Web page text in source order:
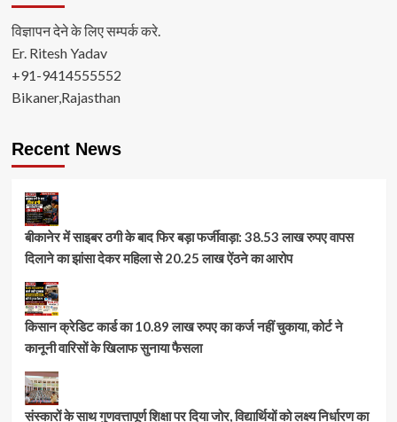
विज्ञापन देने के लिए सम्पर्क करे.
Er. Ritesh Yadav
+91-9414555552
Bikaner,Rajasthan
Recent News
बीकानेर में साइबर ठगी के बाद फिर बड़ा फर्जीवाड़ा: 38.53 लाख रुपए वापस
दिलाने का झांसा देकर महिला से 20.25 लाख ऐंठने का आरोप
किसान क्रेडिट कार्ड का 10.89 लाख रुपए का कर्ज नहीं चुकाया, कोर्ट ने
कानूनी वारिसों के खिलाफ सुनाया फैसला
संस्कारों के साथ गुणवत्तापूर्ण शिक्षा पर दिया जोर, विद्यार्थियों को लक्ष्य निर्धारण का